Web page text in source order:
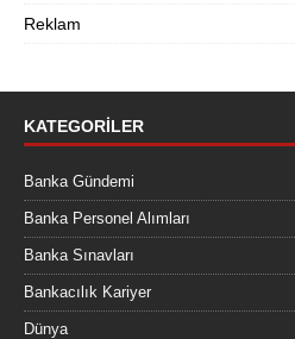
Reklam
KATEGORILER
Banka Gündemi
Banka Personel Alımları
Banka Sınavları
Bankacılık Kariyer
Dünya